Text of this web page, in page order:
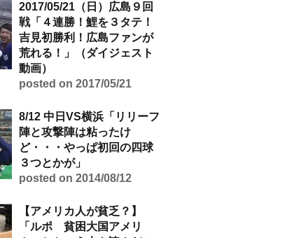
2017/05/21（日）広島９回
戦「４連勝！鯉を３タテ！
吉見初勝利！広島ファンが
荒れる！」（ダイジェスト
動画）
posted on 2017/05/21
8/12 中日VS横浜「リリーフ
陣と攻撃陣は粘ったけ
ど・・・やっぱ初回の四球
３つとかが」
posted on 2014/08/12
【アメリカ人が貧乏？】
「ルポ 貧困大国アメリ